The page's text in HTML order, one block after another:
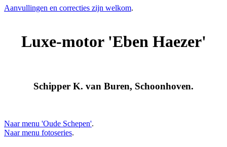
Aanvullingen en correcties zijn welkom.
Luxe-motor 'Eben Haezer'
Schipper K. van Buren, Schoonhoven.
Naar menu 'Oude Schepen'.
Naar menu fotoseries.